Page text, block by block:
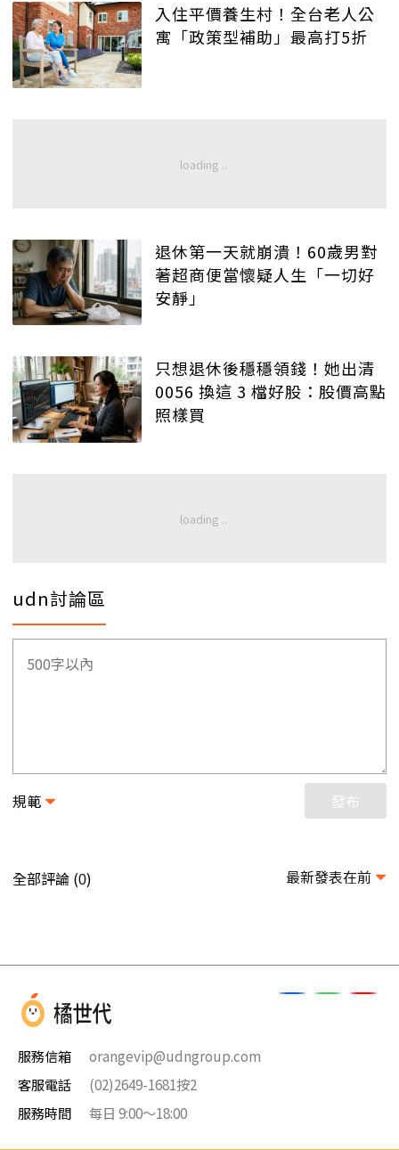
入住平價養生村！全台老人公
寓「政策型補助」最高打5折
退休第一天就崩潰！60歲男對
著超商便當懷疑人生「一切好
安靜」
只想退休後穩穩領錢！她出清
0056 換這 3 檔好股：股價高點
照樣買
udn討論區
規範 發布
全部評論 (0) 最新發表在前
服務信箱
orangevip@udngroup.com
客服電話
(02)2649-1681按2
服務時間
每日 9:00～18:00